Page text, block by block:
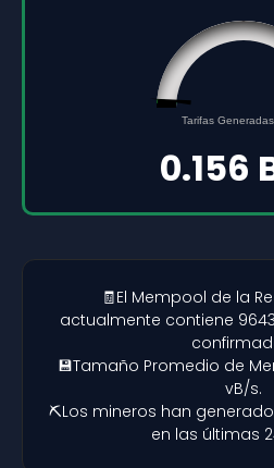
Tarifas
0.156
🧾El Mempool de la
actualmente contiene
💾Tamaño Promedio de
vB/s.
⛏️Los mineros han generado
en las últimas